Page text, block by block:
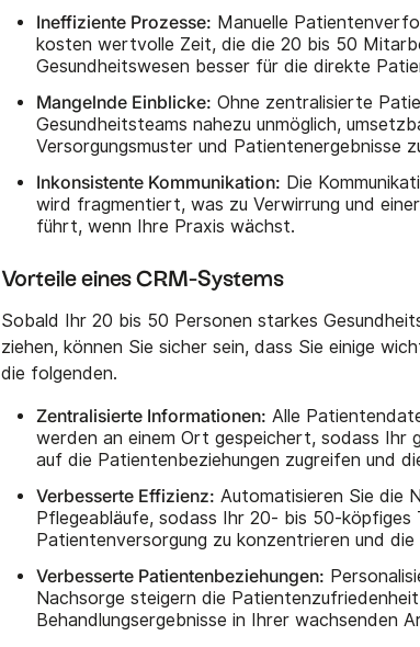
Ineffiziente Prozesse: Manuelle
kosten wertvolle Zeit, die die 20 bis 50
Gesundheitswesen besser für die direkte
Mangelnde Einblicke: Ohne zentralisierte
Gesundheitsteams nahezu unmöglich,
Versorgungsmuster und Patientenergebnisse
Inkonsistente Kommunikation: Die
wird fragmentiert, was zu Verwirrung und
führt, wenn Ihre Praxis wächst.
Vorteile eines CRM-Systems
Sobald Ihr 20 bis 50 Personen starkes
ziehen, können Sie sicher sein, dass Sie einige
die folgenden.
Zentralisierte Informationen: Alle
werden an einem Ort gespeichert, sodass Ihr
auf die Patientenbeziehungen zugreifen und
Verbesserte Effizienz: Automatisieren Sie die
Pflegeabläufe, sodass Ihr 20- bis 50-
Patientenversorgung zu konzentrieren und
Verbesserte Patientenbeziehungen:
Nachsorge steigern die
Behandlungsergebnisse in Ihrer wachsenden